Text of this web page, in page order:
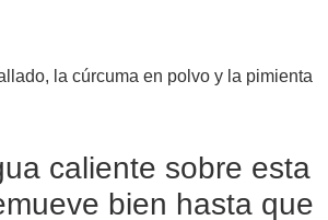
la cúrcuma en polvo y la pimienta
caliente sobre esta
bien hasta que